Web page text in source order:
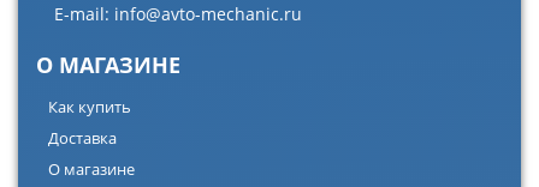
E-mail: info@avto-mechanic.ru
О МАГАЗИНЕ
Как купить
Доставка
О магазине